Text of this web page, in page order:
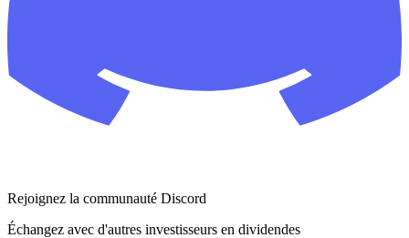
Rejoignez la communauté Discord
Échangez avec d'autres investisseurs en dividendes